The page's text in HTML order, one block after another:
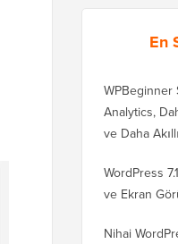
En
WPBeginner
Analytics,
ve Daha
WordPress
ve Ekran
Nihai